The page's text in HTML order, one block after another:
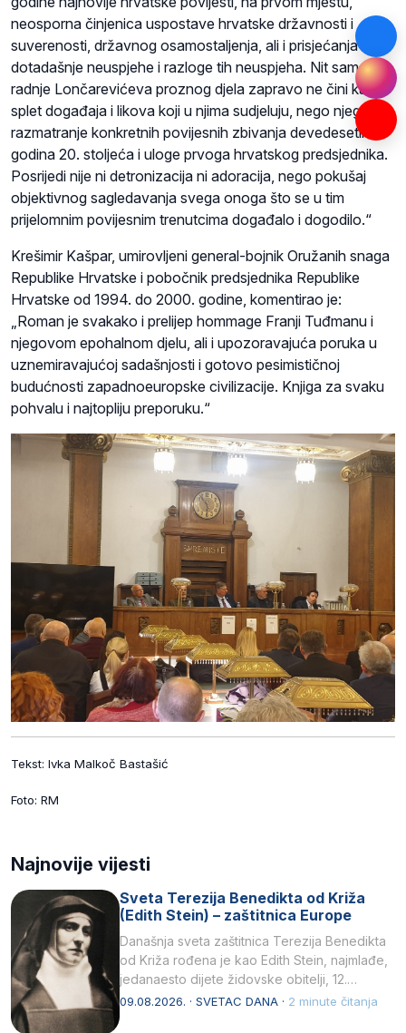
neosporna činjenica uspostave hrvatske državnosti i
suverenosti, državnog osamostaljenja, ali i prisjećanja na
dotadašnje neuspjehe i razloge tih neuspjeha. Nit same
radnje Lončarevićeva proznog djela zapravo ne čini kakav
splet događaja i likova koji u njima sudjeluju, nego njegovo
razmatranje konkretnih povijesnih zbivanja devedesetih
godina 20. stoljeća i uloge prvoga hrvatskog predsjednika.
Posrijedi nije ni detronizacija ni adoracija, nego pokušaj
objektivnog sagledavanja svega onoga što se u tim
prijelomnim povijesnim trenutcima događalo i dogodilo.“
Krešimir Kašpar, umirovljeni general-bojnik Oružanih snaga
Republike Hrvatske i pobočnik predsjednika Republike
Hrvatske od 1994. do 2000. godine, komentirao je:
„Roman je svakako i prelijep hommage Franji Tuđmanu i
njegovom epohalnom djelu, ali i upozoravajuća poruka u
uznemiravajućoj sadašnjosti i gotovo pesimističnoj
budućnosti zapadnoeuropske civilizacije. Knjiga za svaku
pohvalu i najtopliju preporuku.“
Tekst: Ivka Malkoč Bastašić
Foto: RM
Najnovije vijesti
Sveta Terezija Benedikta od Križa
(Edith Stein) – zaštitnica Europe
Današnja sveta zaštitnica Terezija Benedikta
od Križa rođena je kao Edith Stein, najmlađe,
jedanaesto dijete židovske obitelji, 12.
listopada 1891, u Wrocławu…
09.08.2026. · SVETAC DANA · 2 minute čitanja